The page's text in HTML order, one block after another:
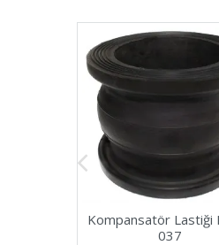
Kompansatör Lastiği
037